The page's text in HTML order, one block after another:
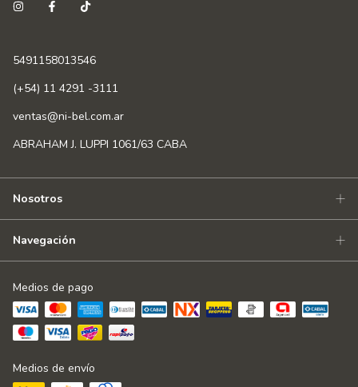
5491158013546
(+54) 11 4291 -3111
ventas@ni-bel.com.ar
ABRAHAM J. LUPPI 1061/63 CABA
Nosotros
Navegación
Medios de pago
Medios de envío